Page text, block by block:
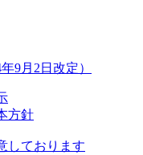
9月2日改定）
方針
しております